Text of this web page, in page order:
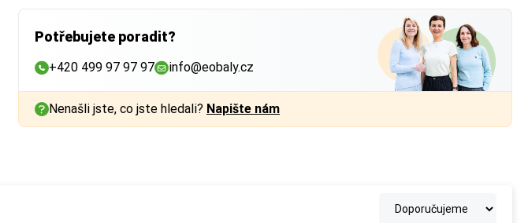
Potřebujete poradit?
+420 499 97 97 97 info@eobaly.cz
Nenašli jste, co jste hledali? Napište nám